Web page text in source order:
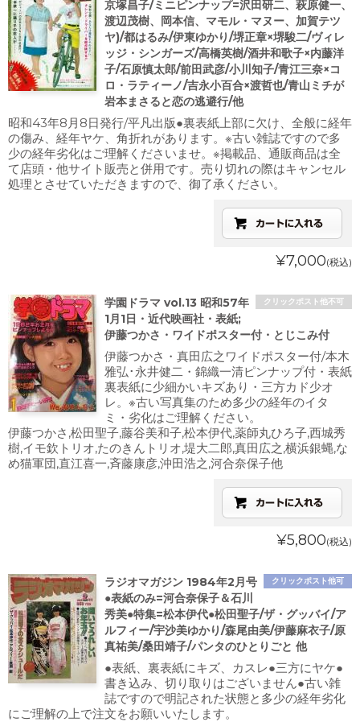
京塚昌子/ミニピンナップ=沢田研二、萩原健一、
渡辺茂樹、岡本信、マモル・マヌー、加賀テツ
ヤ)/都はるみ/伊東ゆかり/堺正章×堺駿二/ヴィレ
ッジ・シンガーズ/高橋英樹/酒井和歌子×内藤洋
子/石原慎太郎/前田武彦/小川知子/青江三奈×コ
ロ・ラティーノ/吉永小百合×渡哲也/青山ミチが
岩本まさると恋の逃避行/他
昭和43年8月8日発行/平凡出版●裏表紙上部に欠け、全般に経年
の傷み、経年ヤケ、角折れがあります。※古い雑誌ですので多
少の経年劣化はご理解くださいませ。※掲載品、通販商品は全
て店頭・他サイト販売と併用です。売り切れの際はキャンセル
処理とさせていただきますので、御了承ください。
¥7,000(税込)
クリックポスト他不可
学園ドラマ vol.13 昭和57年
1月1日・近代映画社・表紙;
伊藤つかさ・ワイドポスター付・とじこみ付
伊藤つかさ・真田広之ワイドポスター付/本木
雅弘･永井健二・錦織一清ピンナップ付・表紙
裏表紙に少細かいキズあり・三方カド少オ
レ。※古い写真集のため多少の経年のイタ
ミ・劣化はご理解ください。
伊藤つかさ,松田聖子,藤谷美和子,松本伊代,薬師丸ひろ子,西城秀
樹,イモ欽トリオ,たのきんトリオ,堤大二郎,真田広之,横浜銀蝿,な
め猫軍団,直江喜一,斉藤康彦,沖田浩之,河合奈保子他
¥5,800(税込)
クリックポスト他可
ラジオマガジン 1984年2月号
●表紙のみ=河合奈保子＆石川
秀美●特集=松本伊代●松田聖子/ザ・グッバイ/ア
ルフィー/宇沙美ゆかり/森尾由美/伊藤麻衣子/原
真祐美/桑田靖子/パンタのひとりごと 他
●表紙、裏表紙にキズ、カスレ●三方にヤケ●
書き込み、切り取りはございません●古い雑
誌ですので明記された状態と多少の経年劣化
にご理解の上で注文をお願いいたします。